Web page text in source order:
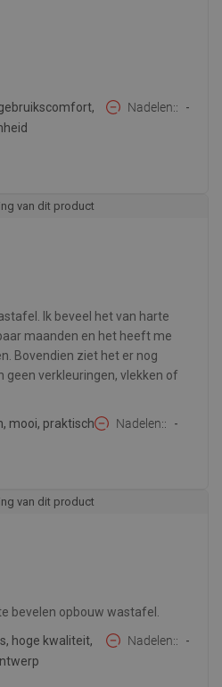
Nadelen: -
van dit product
Ik beveel het van harte
maanden en het heeft me
Bovendien ziet het er nog
geen verkleuringen, vlekken of
mooi, praktisch Nadelen: -
van dit product
bevelen opbouw wastafel.
hoge kwaliteit,
Nadelen: -